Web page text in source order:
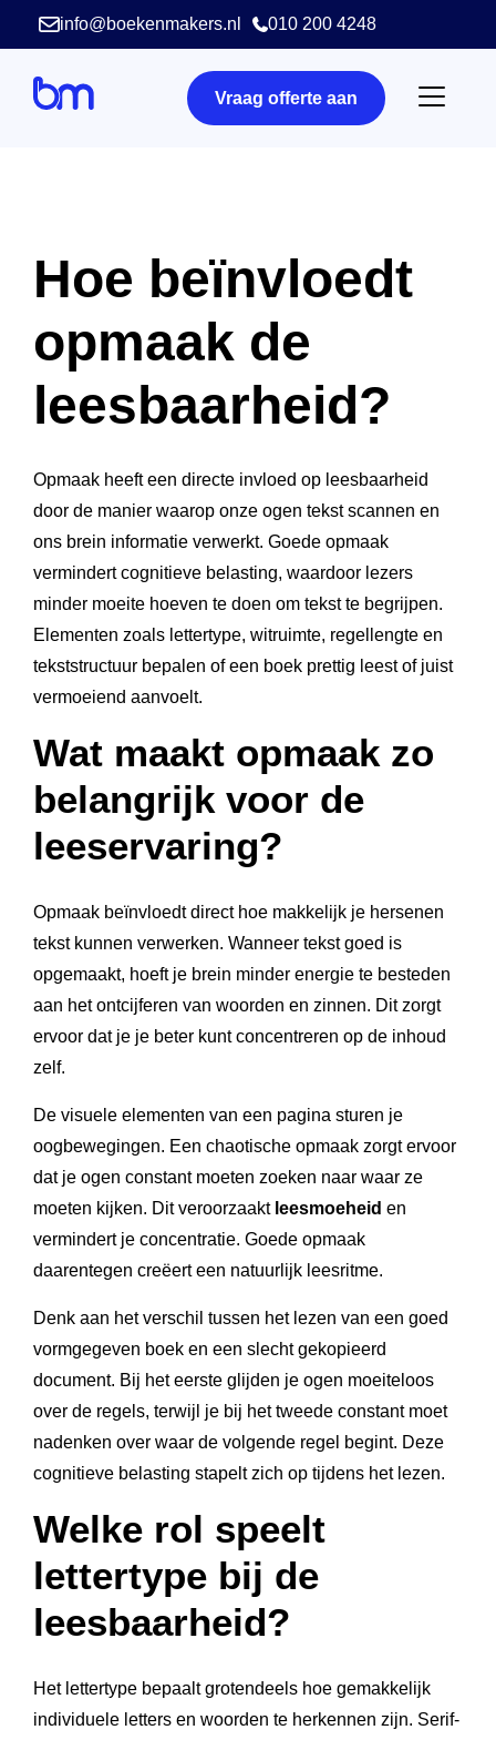
info@boekenmakers.nl 010 200 4248
Vraag offerte aan
Hoe beïnvloedt
opmaak de
leesbaarheid?
Opmaak heeft een directe invloed op leesbaarheid
door de manier waarop onze ogen tekst scannen en
ons brein informatie verwerkt. Goede opmaak
vermindert cognitieve belasting, waardoor lezers
minder moeite hoeven te doen om tekst te begrijpen.
Elementen zoals lettertype, witruimte, regellengte en
tekststructuur bepalen of een boek prettig leest of juist
vermoeiend aanvoelt.
Wat maakt opmaak zo
belangrijk voor de
leeservaring?
Opmaak beïnvloedt direct hoe makkelijk je hersenen
tekst kunnen verwerken. Wanneer tekst goed is
opgemaakt, hoeft je brein minder energie te besteden
aan het ontcijferen van woorden en zinnen. Dit zorgt
ervoor dat je je beter kunt concentreren op de inhoud
zelf.
De visuele elementen van een pagina sturen je
oogbewegingen. Een chaotische opmaak zorgt ervoor
dat je ogen constant moeten zoeken naar waar ze
moeten kijken. Dit veroorzaakt leesmoeheid en
vermindert je concentratie. Goede opmaak
daarentegen creëert een natuurlijk leesritme.
Denk aan het verschil tussen het lezen van een goed
vormgegeven boek en een slecht gekopieerd
document. Bij het eerste glijden je ogen moeiteloos
over de regels, terwijl je bij het tweede constant moet
nadenken over waar de volgende regel begint. Deze
cognitieve belasting stapelt zich op tijdens het lezen.
Welke rol speelt
lettertype bij de
leesbaarheid?
Het lettertype bepaalt grotendeels hoe gemakkelijk
individuele letters en woorden te herkennen zijn. Serif-